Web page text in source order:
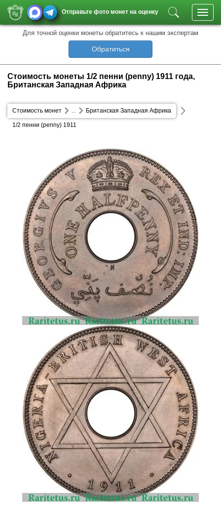
Отправьте фото монет на оценку
Для точной оценки монеты обратитесь к нашим экспертам
Обратиться
Стоимость монеты 1/2 пенни (penny) 1911 года,
Британская Западная Африка
Стоимость монет Британская Западная Африка
...
1/2 пенни (penny) 1911